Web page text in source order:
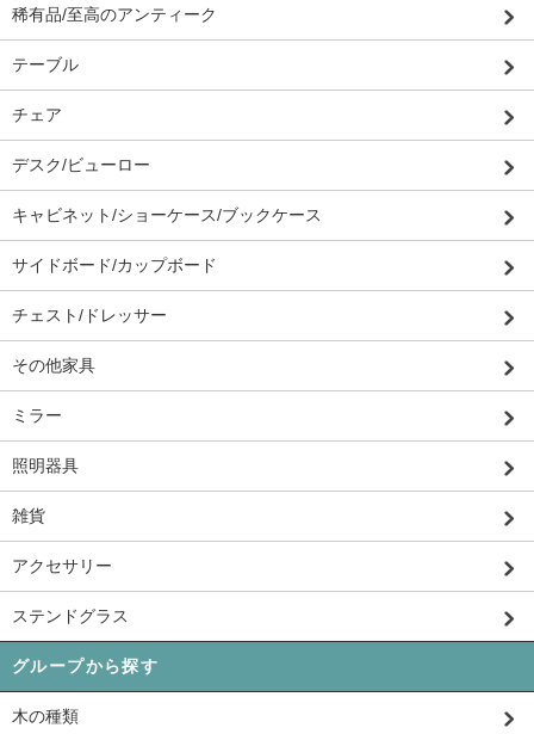
稀有品/至高のアンティーク
テーブル
チェア
デスク/ビューロー
キャビネット/ショーケース/ブックケース
サイドボード/カップボード
チェスト/ドレッサー
その他家具
ミラー
照明器具
雑貨
アクセサリー
ステンドグラス
グループから探す
木の種類